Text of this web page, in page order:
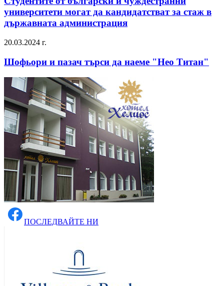
университети могат да кандидатстват за стаж в
държавната администрация
20.03.2024 г.
Шофьори и пазач търси да наеме "Нео Титан"
ПОСЛЕДВАЙТЕ НИ